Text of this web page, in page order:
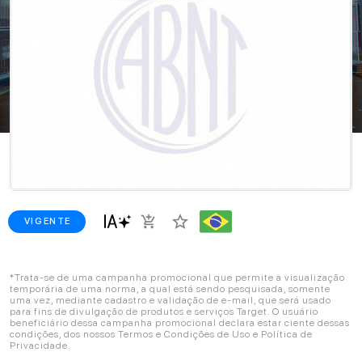
VIGENTE add_shopping_cart star_border
*Trata-se de uma campanha promocional que permite a visualização
temporária de uma norma, a qual está sendo pesquisada, somente
uma vez, mediante cadastro e validação de e-mail, que será usado
para fins de divulgação de produtos e serviços Target. O usuário
beneficiário dessa campanha promocional declara estar ciente dessas
condições, dos nossos Termos e Condições de Uso e Política de
Privacidade.